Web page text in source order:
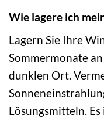
Wie lagere ich
Lagern Sie Ihre
Sommermonate
dunklen Ort.
Lösungsmitteln.